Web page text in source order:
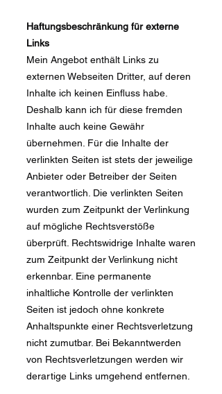
Haftungsbeschränkung für externe
Links
Mein Angebot enthält Links zu
externen Webseiten Dritter, auf deren
Inhalte ich keinen Einfluss habe.
Deshalb kann ich für diese fremden
Inhalte auch keine Gewähr
übernehmen. Für die Inhalte der
verlinkten Seiten ist stets der jeweilige
Anbieter oder Betreiber der Seiten
verantwortlich. Die verlinkten Seiten
wurden zum Zeitpunkt der Verlinkung
auf mögliche Rechtsverstöße
überprüft. Rechtswidrige Inhalte waren
zum Zeitpunkt der Verlinkung nicht
erkennbar. Eine permanente
inhaltliche Kontrolle der verlinkten
Seiten ist jedoch ohne konkrete
Anhaltspunkte einer Rechtsverletzung
nicht zumutbar. Bei Bekanntwerden
von Rechtsverletzungen werden wir
derartige Links umgehend entfernen.